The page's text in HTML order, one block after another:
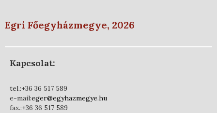
Egri Főegyházmegye, 2026
Kapcsolat:
tel.:+36 36 517 589
e-mail:eger@egyhazmegye.hu
fax.:+36 36 517 589